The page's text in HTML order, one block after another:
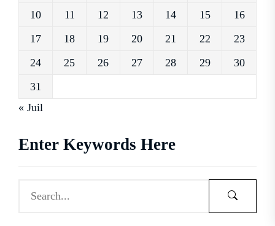
10
11 12 13 14 15
16
17
18 19 20 21 22
23
24
25 26 27 28 29
30
31
« Juil
Enter Keywords Here